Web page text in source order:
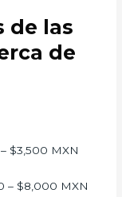
de las
de
$3,500 MXN
– $8,000 MXN